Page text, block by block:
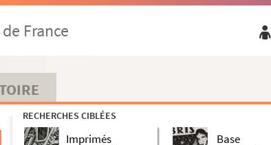
France
RECHERCHES CIBLÉES
Imprimés
Base
janvier 1910, rue de la République (Grand Hôtel de l'Europe...
la République, en direction des Chaprais
Micaud
janvier 1910, promenade Micaud
janvier 1910, pont Battant, en direction de la place Jouffr...
janvier 1910, pont Battant, en direction de la place Jouffr...